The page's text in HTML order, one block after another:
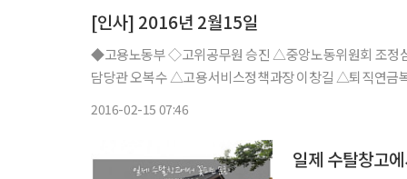
[인사] 2016년 2월15일
◆고용노동부 ◇고위공무원 승진 △중앙노동위원회 조
담당관 오복수 △고용서비스정책과장 이창길 △퇴직연
2016-02-15 07:46
일제 수탈창고